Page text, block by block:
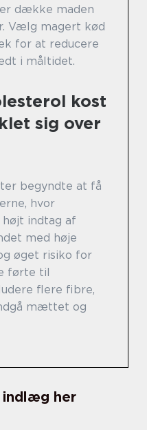
dække maden
Vælg magert kød
for at reducere
i måltidet.
kost
sig over
begyndte at få
hvor
indtag af
med høje
øget risiko for
førte til
flere fibre,
mættet og
her